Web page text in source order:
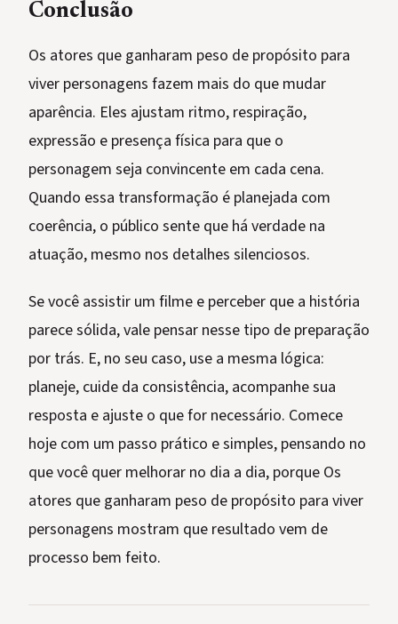
Conclusão
Os atores que ganharam peso de propósito para
viver personagens fazem mais do que mudar
aparência. Eles ajustam ritmo, respiração,
expressão e presença física para que o
personagem seja convincente em cada cena.
Quando essa transformação é planejada com
coerência, o público sente que há verdade na
atuação, mesmo nos detalhes silenciosos.
Se você assistir um filme e perceber que a história
parece sólida, vale pensar nesse tipo de preparação
por trás. E, no seu caso, use a mesma lógica:
planeje, cuide da consistência, acompanhe sua
resposta e ajuste o que for necessário. Comece
hoje com um passo prático e simples, pensando no
que você quer melhorar no dia a dia, porque Os
atores que ganharam peso de propósito para viver
personagens mostram que resultado vem de
processo bem feito.